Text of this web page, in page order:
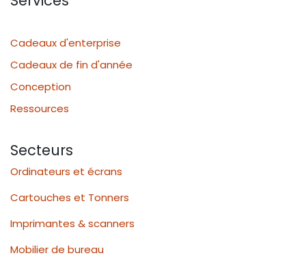
Cadeaux d'enterprise
Cadeaux de fin d'année
Conception
Ressources
Secteurs
Ordinateurs et écrans
Cartouches et Tonners
Imprimantes & scanners
Mobilier de bureau